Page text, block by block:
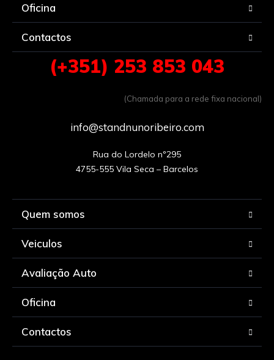
Oficina
Contactos
(+351) 253 853 043
(Chamada para a rede fixa nacional)
info@standnunoribeiro.com
Rua do Lordelo nº295
Quem somos
Veiculos
Avaliação Auto
Oficina
Contactos